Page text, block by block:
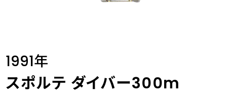
1991年
スポルテ ダイバー300m